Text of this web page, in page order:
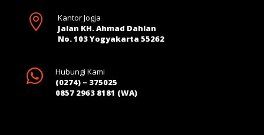

Kantor Jogja
Jalan KH. Ahmad Dahlan
No. 103 Yogyakarta 55262

Hubungi Kami
(0274) – 375025
0857 2963 8181 (WA)